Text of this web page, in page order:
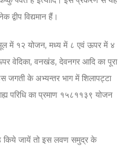
विद्यमान हैं।
में १२ योजन, मध्य में ८ एवं ऊपर में ४
वेदिका, वनखंड, देवनगर आदि का पूरा
जगती के अभ्यन्तर भाग में शिलापट्टा
परिधि का प्रमाण १५८११३९ योजन
किये जायें तो इस लवण समुद्र के